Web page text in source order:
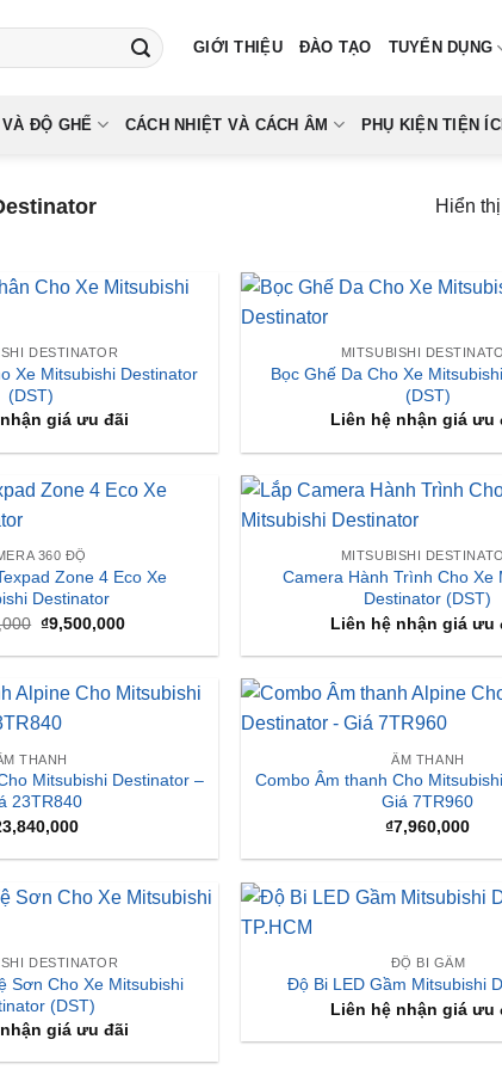
GIỚI THIỆU ĐÀO TẠO TUYỂN DỤNG
VÀ ĐỘ GHẾ CÁCH NHIỆT VÀ CÁCH ÂM PHỤ KIỆN TIỆN
Hiển
DESTINATOR
Xe Mitsubishi Destinator
(DST)
giá ưu đãi
MITSUBISHI
Bọc Ghế Da Cho Xe
(DST)
Liên hệ nhận giá ưu
360 ĐỘ
Zone 4 Eco Xe
Destinator
Giá
gốc
là:
₫9,500,000Giá
tại
₫9,500,000.
MITSUBISHI
Camera Hành Trình Cho Xe
Destinator (DST)
Liên hệ nhận giá ưu
THANH
Mitsubishi Destinator –
23TR840
ÂM THANH
Combo Âm thanh Cho
Giá 7TR960
₫7,960,000
DESTINATOR
Sơn Cho Xe Mitsubishi
(DST)
giá ưu đãi
ĐỘ BI GẦM
Độ Bi LED Gầm Mitsubishi
Liên hệ nhận giá ưu